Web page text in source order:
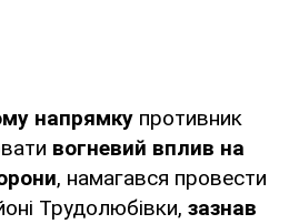
напрямку противник
вогневий вплив на
, намагався провести
Трудолюбівки, зазнав